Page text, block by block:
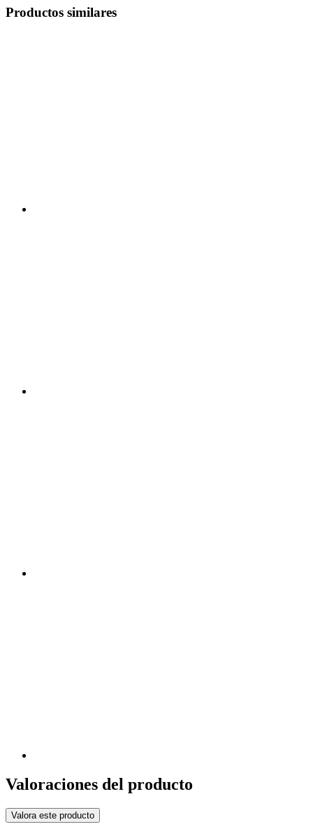
Productos similares
Valoraciones del producto
Valora este producto